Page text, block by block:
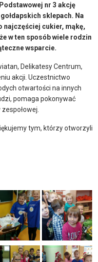
nr 3 akcję
sklepach. Na
najczęściej cukier, mąkę,
w ten sposób wiele rodzin
wsparcie.
Delikatesy Centrum,
akcji. Uczestnictwo
otwartości na innych
pomaga pokonywać
tym, którzy otworzyli